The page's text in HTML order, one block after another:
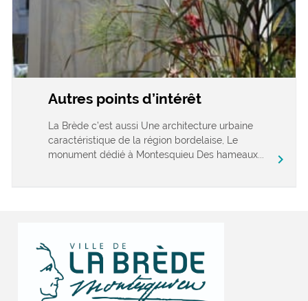
Autres points d’intérêt
La Brède c’est aussi Une architecture urbaine
caractéristique de la région bordelaise, Le
monument dédié à Montesquieu Des hameaux...
chevron_right